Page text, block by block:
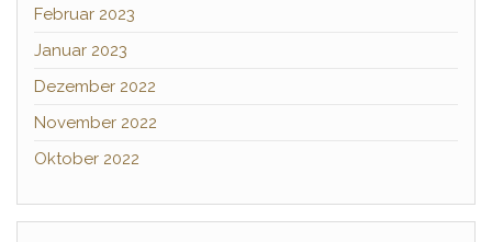
Februar 2023
Januar 2023
Dezember 2022
November 2022
Oktober 2022